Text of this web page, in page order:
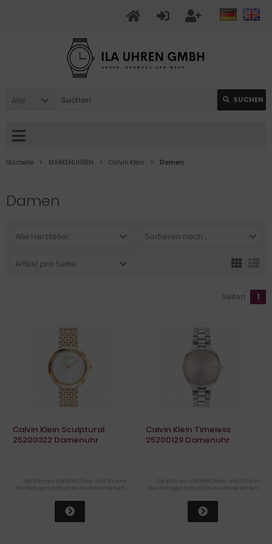
Alle SUCHEN
Startseite MARKENUHREN Calvin Klein Damen
Damen
Alle Hersteller Sortieren nach ...
Artikel pro Seite
Seiten: 1
Calvin Klein Sculptural
25200322 Damenuhr
Sie können als Gast (bzw. mit Ihrem
derzeitigen Status) keine Preise sehen.
Calvin Klein Timeless
25200129 Damenuhr
Sie können als Gast (bzw. mit Ihrem
derzeitigen Status) keine Preise sehen.